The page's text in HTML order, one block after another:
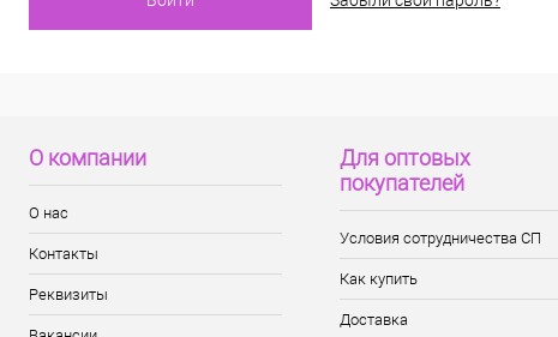
О компании
О нас
Контакты
Реквизиты
Для оптовых
покупателей
Условия сотрудничества СП
Как купить
Доставка